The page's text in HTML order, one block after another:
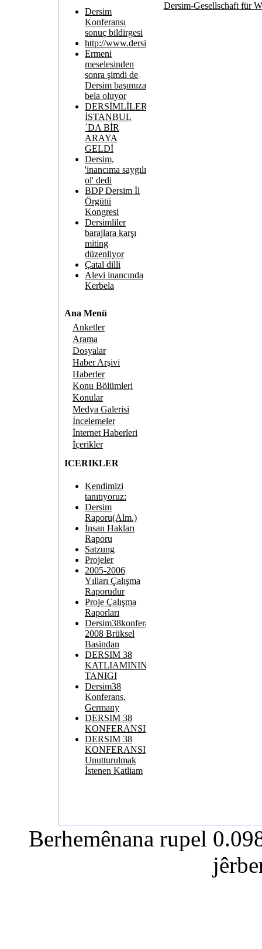
Dersim
Konferansı
sonuç bildirgesi
http://www.dersimkatliami.com/
Ermeni
meselesinden
sonra şimdi de
Dersim başımıza
bela oluyor
DERSİMLİLER
İSTANBUL
´DA BİR
ARAYA
GELDİ
Dersim,
'inancıma saygılı
ol' dedi
BDP Dersim İl
Örgütü
Kongresi
Dersimliler
barajlara karşı
miting
düzenliyor
Çatal dilli
Alevi inancında
Kerbela
Ana Menü
Anketler
Arama
Dosyalar
Haber Arşivi
Haberler
Konu Bölümleri
Konular
Medya Galerisi
İncelemeler
İnternet Haberleri
İçerikler
ICERIKLER
Kendimizi
tanıtıyoruz:
Dersim
Raporu(Alm.)
İnsan Hakları
Raporu
Satzung
Projeler
2005-2006
Yılları Çalışma
Raporudur
Proje Çalışma
Raporları
Dersim38konferansi
2008 Brüksel
Basindan
DERSIM 38
KATLIAMININ
TANIGI
Dersim38
Konferans,
Germany
DERSIM 38
KONFERANSI
DERSIM 38
KONFERANSI
Unutturulmak
İstenen Katliam
Dersim-Gesellschaft für
Berhemênana rupel